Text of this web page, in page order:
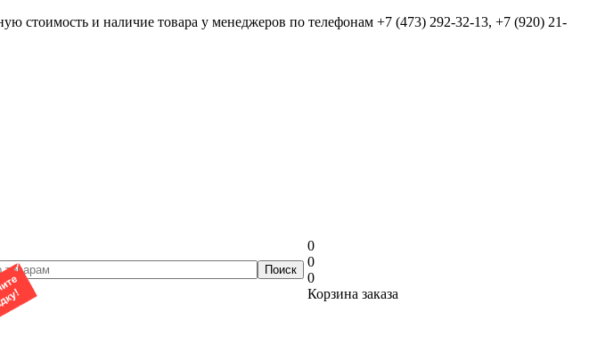
стоимость и наличие товара у менеджеров по телефонам +7 (473) 292-32-13, +7 (920) 21-
0
0
0
Корзина заказа